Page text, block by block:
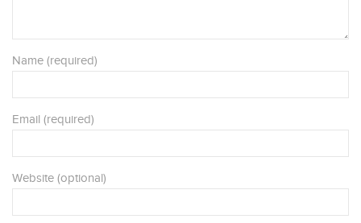
Name (required)
Email (required)
Website (optional)